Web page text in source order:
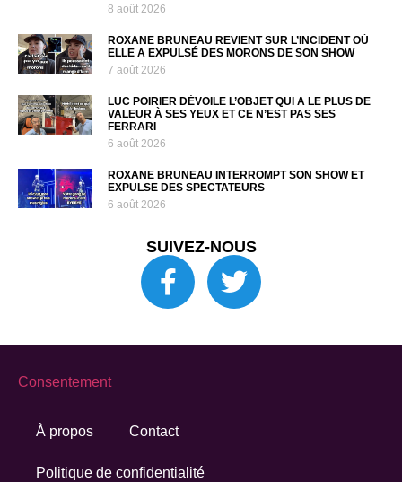
8 août 2026
ROXANE BRUNEAU REVIENT SUR L’INCIDENT OÙ
ELLE A EXPULSÉ DES MORONS DE SON SHOW
7 août 2026
LUC POIRIER DÉVOILE L’OBJET QUI A LE PLUS DE
VALEUR À SES YEUX ET CE N’EST PAS SES
FERRARI
6 août 2026
ROXANE BRUNEAU INTERROMPT SON SHOW ET
EXPULSE DES SPECTATEURS
6 août 2026
SUIVEZ-NOUS
À propos Contact
Politique de confidentialité
Consentement